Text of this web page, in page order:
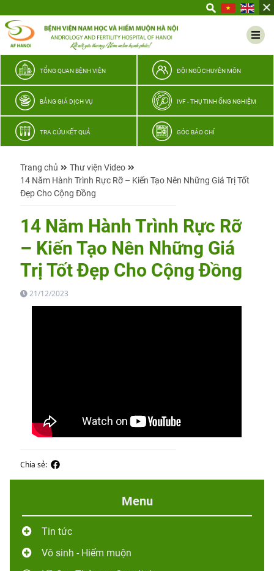
thương
TỔNG QUAN BỆNH VIỆN ĐỘI NGŨ CHUYÊN MÔN
BẢNG GIÁ DỊCH VỤ IVF - THỤ TINH ỐNG NGHIỆM
TRA CỨU KẾT QUẢ GÓC BÁO CHÍ
Trang chủ
Thư viện Video
14 Năm Hành Trình Rực Rỡ – Kiến Tạo Nên Những Giá Trị Tốt
Đẹp Cho Cộng Đồng
14 Năm Hành Trình Rực Rỡ
– Kiến Tạo Nên Những Giá
Trị Tốt Đẹp Cho Cộng Đồng
21/12/2023
Chia sẻ:
Menu
Tin tức
Vô sinh - Hiếm muộn